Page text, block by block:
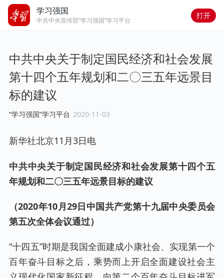
学习强国
中共中央宣传部“学习强国”学习平台
打开
中共中央关于制定国民经济和社会发展
第十四个五年规划和二〇三五年远景目
标的建议
“学习强国”学习平台 2020-11-03
新华社北京11月3日电
中共中央关于制定国民经济和社会发展第十四个五
年规划和二〇三五年远景目标的建议
（2020年10月29日中国共产党第十九届中央委员会
第五次全体会议通过）
“十四五”时期是我国全面建成小康社会、实现第一个
百年奋斗目标之后，乘势而上开启全面建设社会主